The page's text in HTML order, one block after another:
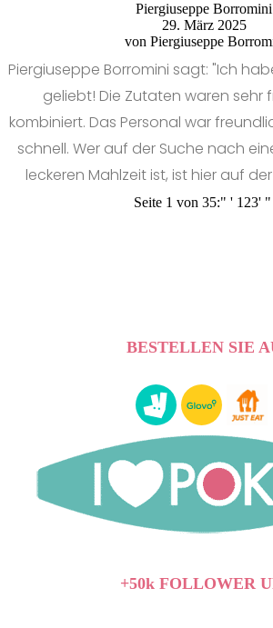
Piergiuseppe Borromini
29. März 2025
von Piergiuseppe
Piergiuseppe Borromini sagt: "Ich
geliebt! Die Zutaten waren sehr
kombiniert. Das Personal war
schnell. Wer auf der Suche nach
leckeren Mahlzeit ist, ist hier auf
Seite 1 von 35:" ' 1 23' "
BESTELLEN SIE
+50k FOLLOWER